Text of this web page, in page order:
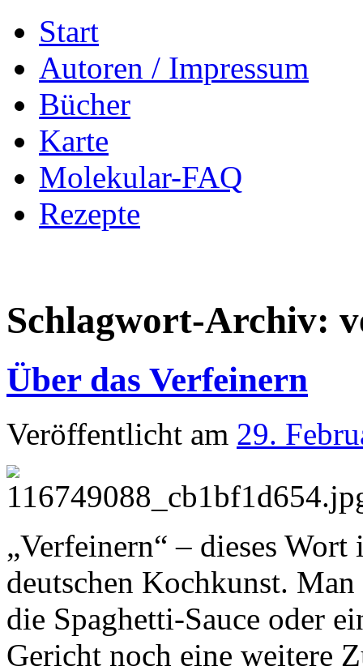
Inhalt
springenStart
Autoren / Impressum
Bücher
Karte
Molekular-FAQ
Rezepte
Schlagwort-Archiv:
Über das Verfeinern
Veröffentlicht am 29.
„Verfeinern“ – dieses
deutschen Kochkunst.
die Spaghetti-Sauce oder
Gericht noch eine weitere